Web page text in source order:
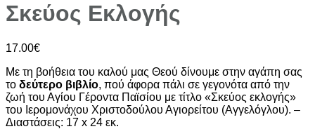
Σκεύος Εκλογής
17.00€
Με τη βοήθεια του καλού μας Θεού δίνουμε στην αγάπη σας
το δεύτερο βιβλίο, πού άφορα πάλι σε γεγονότα από την
ζωή του Αγίου Γέροντα Παϊσίου με τίτλο «Σκεύος εκλογής»
του Ιερομονάχου Χριστοδούλου Αγιορείτου (Αγγελόγλου). –
Διαστάσεις: 17 x 24 εκ.